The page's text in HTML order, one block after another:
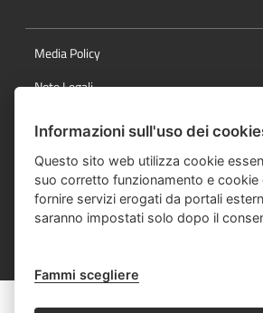
Media Policy
Note Legali
Responsabile della pubblicazione
Mappa del sito
Informazioni sull'uso dei
Questo sito web utilizza cookie
suo corretto funzionamento e cookie
fornire servizi erogati da portali
saranno impostati solo dopo il
Fammi scegliere